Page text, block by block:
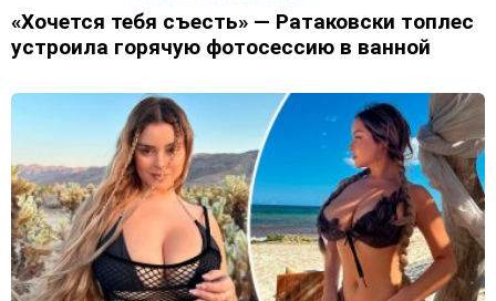
«Хочется тебя съесть» — Ратаковски топлес
устроила горячую фотосессию в ванной